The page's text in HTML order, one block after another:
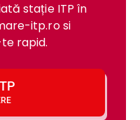
stație ITP în
itp.ro si
rapid.